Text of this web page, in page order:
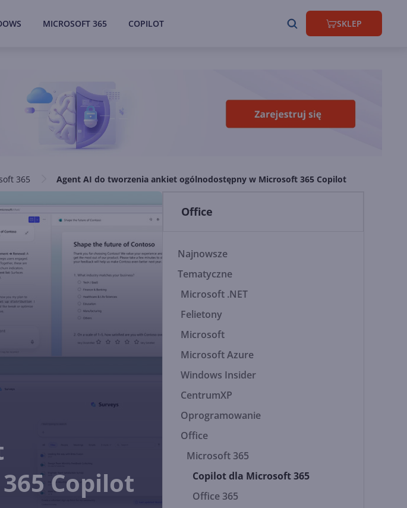
MICROSOFT 365 COPILOT SKLEP
365 Agent AI do tworzenia ankiet ogólnodostępny w Microsoft 365 Copilot
Copilot
Office
Najnowsze
Tematyczne
Microsoft .NET
Felietony
Microsoft
Microsoft Azure
Windows Insider
CentrumXP
Oprogramowanie
Office
Microsoft 365
Copilot dla Microsoft 365
Office 365